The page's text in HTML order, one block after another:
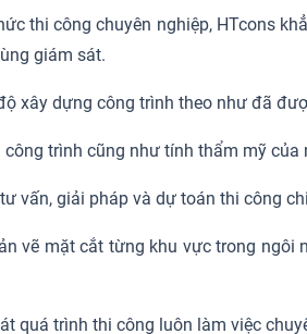
thi công chuyên nghiệp, HTcons
giám sát.
xây dựng công trình theo như đã
trình cũng như tính thẩm mỹ
vấn, giải pháp và dự toán thi công
vẽ mặt cắt từng khu vực trong
quá trình thi công luôn làm việc